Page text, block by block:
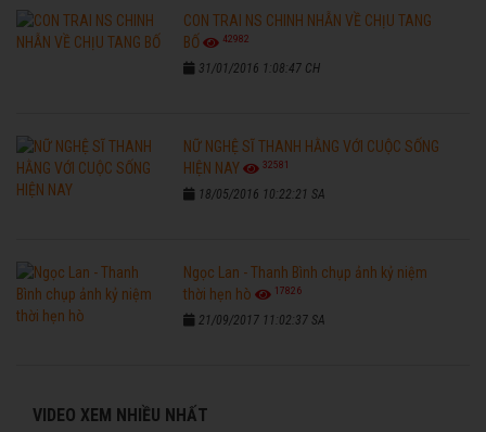
CON TRAI NS CHINH NHẪN VỀ CHỊU TANG
BỐ
42982
31/01/2016 1:08:47 CH
NỮ NGHỆ SĨ THANH HẰNG VỚI CUỘC SỐNG
HIỆN NAY
32581
18/05/2016 10:22:21 SA
Ngọc Lan - Thanh Bình chụp ảnh kỷ niệm
thời hẹn hò
17826
21/09/2017 11:02:37 SA
VIDEO XEM NHIỀU NHẤT